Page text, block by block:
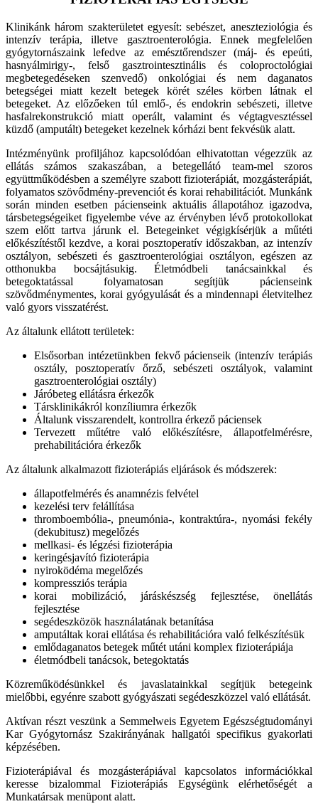
Klinikánk három szakterületet egyesít: sebészet, aneszteziológia és
intenzív terápia, illetve gasztroenterológia. Ennek megfelelően
gyógytornászaink lefedve az emésztőrendszer (máj- és epeúti,
hasnyálmirigy-, felső gasztrointesztinális és coloproctológiai
megbetegedéseken szenvedő) onkológiai és nem daganatos
betegségei miatt kezelt betegek körét széles körben látnak el
betegeket. Az előzőeken túl emlő-, és endokrin sebészeti, illetve
hasfalrekonstrukció miatt operált, valamint és végtagvesztéssel
küzdő (amputált) betegeket kezelnek kórházi bent fekvésük alatt.
Intézményünk profiljához kapcsolódóan elhivatottan végezzük az
ellátás számos szakaszában, a betegellátó team-mel szoros
együttműködésben a személyre szabott fizioterápiát, mozgásterápiát,
folyamatos szövődmény-prevenciót és korai rehabilitációt. Munkánk
során minden esetben pácienseink aktuális állapotához igazodva,
társbetegségeiket figyelembe véve az érvényben lévő protokollokat
szem előtt tartva járunk el. Betegeinket végigkísérjük a műtéti
előkészítéstől kezdve, a korai posztoperatív időszakban, az intenzív
osztályon, sebészeti és gasztroenterológiai osztályon, egészen az
otthonukba bocsájtásukig. Életmódbeli tanácsainkkal és
betegoktatással folyamatosan segítjük pácienseink
szövődménymentes, korai gyógyulását és a mindennapi életvitelhez
való gyors visszatérést.
Az általunk ellátott területek:
Elsősorban intézetünkben fekvő pácienseik (intenzív terápiás
osztály, posztoperatív őrző, sebészeti osztályok, valamint
gasztroenterológiai osztály)
Járóbeteg ellátásra érkezők
Társklinikákról konzíliumra érkezők
Általunk visszarendelt, kontrollra érkező páciensek
Tervezett műtétre való előkészítésre, állapotfelmérésre,
prehabilitációra érkezők
Az általunk alkalmazott fizioterápiás eljárások és módszerek:
állapotfelmérés és anamnézis felvétel
kezelési terv felállítása
thromboembólia-, pneumónia-, kontraktúra-, nyomási fekély
(dekubitusz) megelőzés
mellkasi- és légzési fizioterápia
keringésjavító fizioterápia
nyiroködéma megelőzés
kompressziós terápia
korai mobilizáció, járáskészség fejlesztése, önellátás
fejlesztése
segédeszközök használatának betanítása
amputáltak korai ellátása és rehabilitációra való felkészítésük
emlődaganatos betegek műtét utáni komplex fizioterápiája
életmódbeli tanácsok, betegoktatás
Közreműködésünkkel és javaslatainkkal segítjük betegeink
mielőbbi, egyénre szabott gyógyászati segédeszközzel való ellátását.
Aktívan részt veszünk a Semmelweis Egyetem Egészségtudományi
Kar Gyógytornász Szakirányának hallgatói specifikus gyakorlati
képzésében.
Fizioterápiával és mozgásterápiával kapcsolatos információkkal
keresse bizalommal Fizioterápiás Egységünk elérhetőségét a
Munkatársak menüpont alatt.